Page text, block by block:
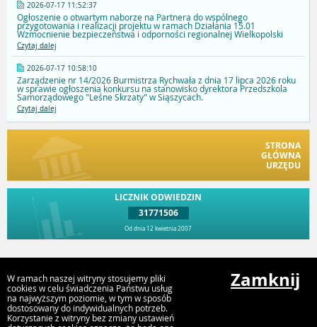
2026-07-17 11:52:37
Ogłoszenie o otwartym naborze na Partnera do wspólnego
przygotowania i realizacji projektu w ramach Działania 15.01
Wzmocnienie bezpieczeństwa i odporności regionalnej Wielkopolski
Czytaj dalej
2026-07-17 10:58:10
Zarządzenie nr 14/2026 Burmistrza Rychwała z dnia 17 lipca 2026 roku
w sprawie ogłoszenia konkursu na stanowisko dyrektora Przedszkola
Samorządowego "Leśne Skrzaty" w Siąszycach.
Czytaj dalej
STRONA
GŁÓWNA
URZĘDU
LICZNIK ODWIEDZIN
31771506
Od dnia 12 kwietnia 2007
Urząd Gminy i Miasta Rychwał
Plac Wolności 16, 62-570 Rychwał
W ramach naszej witryny stosujemy pliki
cookies w celu świadczenia Państwu usług
na najwyższym poziomie, w tym w sposób
dostosowany do indywidualnych potrzeb.
Korzystanie z witryny bez zmiany ustawień
Zamknij